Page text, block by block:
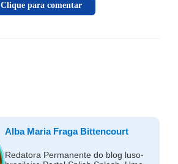
Clique para comentar
Alba Maria Fraga Bittencourt
Redatora Permanente do blog luso-